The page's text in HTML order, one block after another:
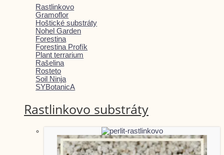
Rastlinkovo
Gramoflor
Hoštické substráty
Nohel Garden
Forestina
Forestina Profík
Plant terrarium
Rašelina
Rosteto
Soil Ninja
SYBotanicA
Rastlinkovo substráty